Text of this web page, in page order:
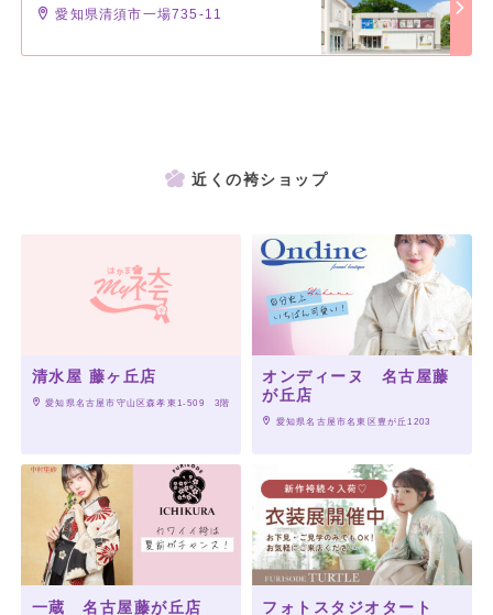
愛知県清須市一場735-11
近くの袴ショップ
清水屋 藤ヶ丘店
愛知県名古屋市守山区森孝東1-509　3階
オンディーヌ 名古屋藤
が丘店
愛知県名古屋市名東区豊が丘1203
一蔵 名古屋藤が丘店 フォトスタジオタート